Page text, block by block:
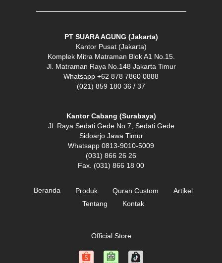
PT SUARA AGUNG (Jakarta)
Kantor Pusat (Jakarta)
Komplek Mitra Matraman Blok A1 No.15.
Jl. Matraman Raya No.148 Jakarta Timur
Whatsapp +62 878 7860 0888
(021) 859 180 36 / 37
Kantor Cabang (Surabaya)
Jl. Raya Sedati Gede No.7, Sedati Gede
Sidoarjo Jawa Timur
Whatsapp 0813-9010-5009
(031) 866 26 26
Fax. (031) 866 18 00
Beranda Produk Quran Custom
Artikel
Tentang
Kontak
Official Store